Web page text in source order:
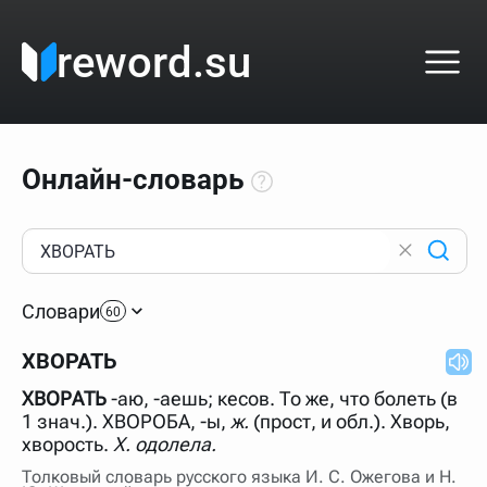
reword.su
Онлайн-словарь
Как пользоваться онлайн-словарём?
которого интересует. Система автоматически подберёт
варианты по начальным буквам и покажет их во
вариантов, откроется страница со словарными
Если точное написание слова неизвестно (как в
кроссворде), неизвестную букву можно заменить
подстановочным знаком звёздочкой (*), а несколько
неизвестных букв — процентом (%). В этом случае меню
с вариантами работать не будет, а после ввода запроса
Словари 60
ХВОРАТЬ
ХВОРАТЬ-аю, -аешь; кесов. То же, что болеть (в
1 знач.). ХВОРОБА, -ы, ж. (прост, и обл.). Хворь,
хворость. X. одолела.
Толковый словарь русского языка И. С. Ожегова и Н.